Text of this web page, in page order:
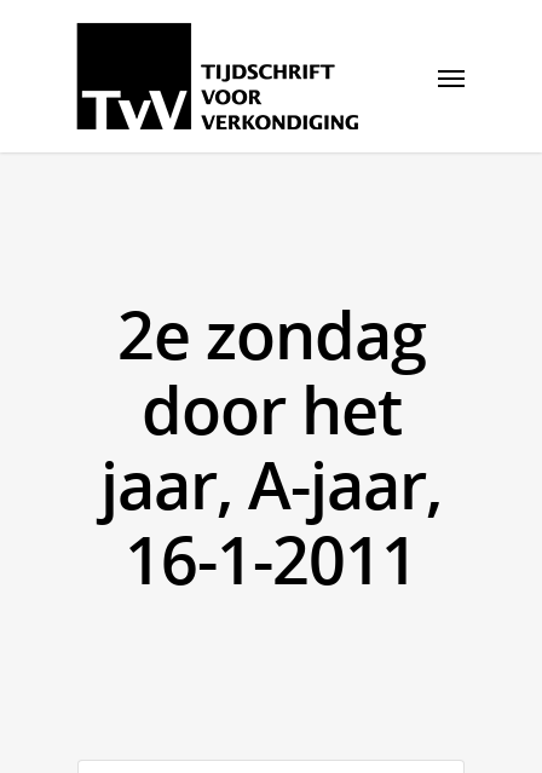
2e zondag
door het
jaar, A-jaar,
16-1-2011